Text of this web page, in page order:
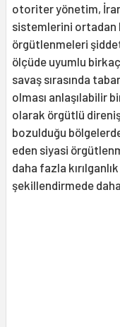
otoriter yönetim,
sistemlerini ortadan
örgütlenmeleri
ölçüde uyumlu
savaş sırasında
olması anlaşılabilir
olarak örgütlü
bozulduğu
eden siyasi
daha fazla
şekillendirmede